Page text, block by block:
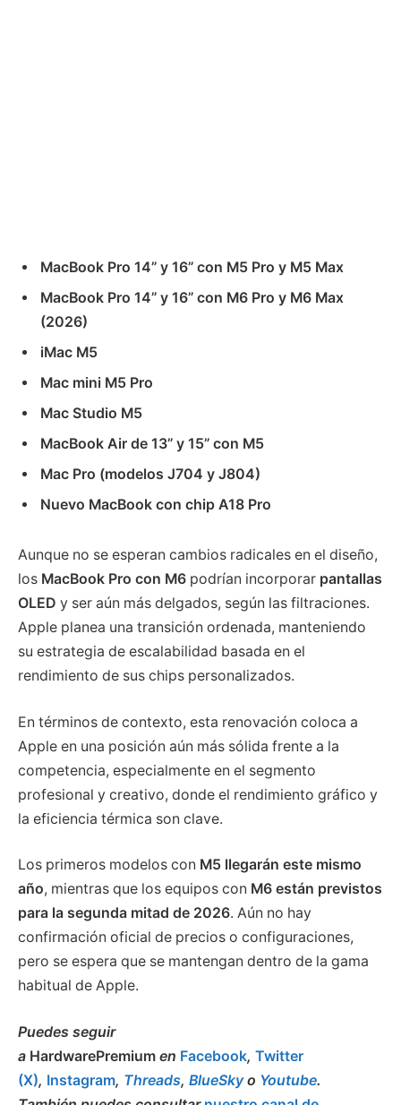
MacBook Pro 14” y 16” con M5 Pro y M5 Max
MacBook Pro 14” y 16” con M6 Pro y M6 Max
(2026)
iMac M5
Mac mini M5 Pro
Mac Studio M5
MacBook Air de 13” y 15” con M5
Mac Pro (modelos J704 y J804)
Nuevo MacBook con chip A18 Pro
Aunque no se esperan cambios radicales en el diseño,
los MacBook Pro con M6 podrían incorporar pantallas
OLED y ser aún más delgados, según las filtraciones.
Apple planea una transición ordenada, manteniendo
su estrategia de escalabilidad basada en el
rendimiento de sus chips personalizados.
En términos de contexto, esta renovación coloca a
Apple en una posición aún más sólida frente a la
competencia, especialmente en el segmento
profesional y creativo, donde el rendimiento gráfico y
la eficiencia térmica son clave.
Los primeros modelos con M5 llegarán este mismo
año, mientras que los equipos con M6 están previstos
para la segunda mitad de 2026. Aún no hay
confirmación oficial de precios o configuraciones,
pero se espera que se mantengan dentro de la gama
habitual de Apple.
Puedes seguir
a HardwarePremium en Facebook, Twitter
(X), Instagram, Threads, BlueSkyo Youtube.